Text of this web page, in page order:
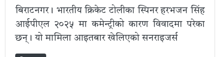
बिराटनगर। भारतीय क्रिकेट टोलीका स्पिनर हरभजन सिंह
आईपीएल २०२५ मा कमेन्ट्रीको कारण विवादमा परेका
छन्। यो मामिला आइतबार खेलिएको सनराइजर्स